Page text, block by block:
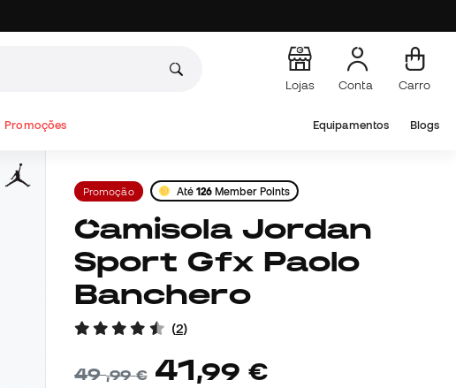
Lojas Conta Carro
Promoções Equipamentos Blogs
Promoção Até 126 Member Points
Camisola Jordan
Sport Gfx Paolo
Banchero
(2)
49,99 € 41,99 €